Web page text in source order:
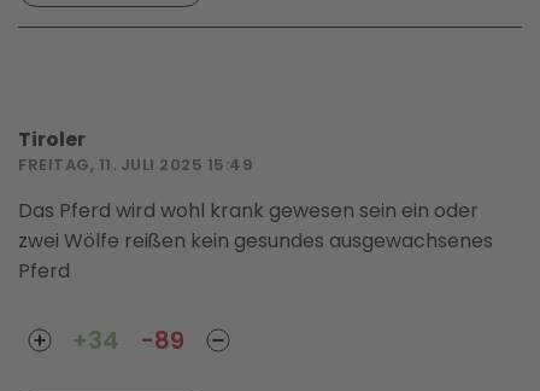
Tiroler
FREITAG, 11. JULI 2025 15:49
Das Pferd wird wohl krank gewesen sein ein oder
zwei Wölfe reißen kein gesundes ausgewachsenes
Pferd
+34 -89